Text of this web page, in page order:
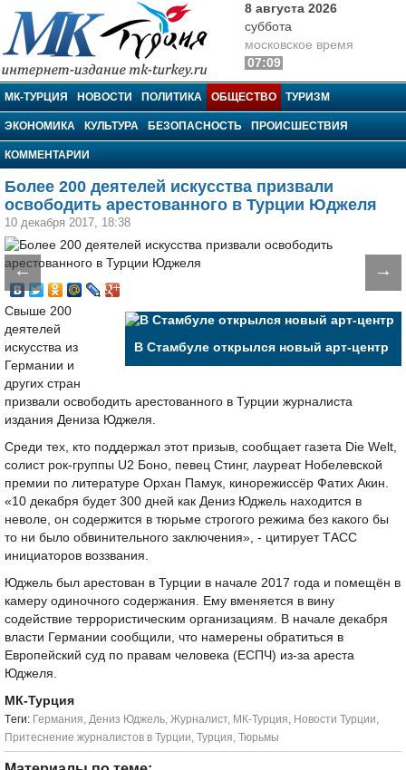
МК-Турция
8 августа 2026
суббота
московское время
07:09
МК-ТУРЦИЯ НОВОСТИ ПОЛИТИКА ОБЩЕСТВО ТУРИЗМ
ЭКОНОМИКА КУЛЬТУРА БЕЗОПАСНОСТЬ ПРОИСШЕСТВИЯ
КОММЕНТАРИИ
Более 200 деятелей искусства призвали
освободить арестованного в Турции Юджеля
10 декабря 2017, 18:38
← →
В Стамбуле открылся новый арт-центр
Свыше 200
деятелей
искусства из
Германии и
других стран
призвали освободить арестованного в Турции журналиста
издания Дениза Юджеля.
Среди тех, кто поддержал этот призыв, сообщает газета Die Welt,
солист рок-группы U2 Боно, певец Стинг, лауреат Нобелевской
премии по литературе Орхан Памук, кинорежиссёр Фатих Акин.
«10 декабря будет 300 дней как Дениз Юджель находится в
неволе, он содержится в тюрьме строгого режима без какого бы
то ни было обвинительного заключения», - цитирует ТАСС
инициаторов воззвания.
Юджель был арестован в Турции в начале 2017 года и помещён в
камеру одиночного содержания. Ему вменяется в вину
содействие террористическим организациям. В начале декабря
власти Германии сообщили, что намерены обратиться в
Европейский суд по правам человека (ЕСПЧ) из-за ареста
Юджеля.
МК-Турция
Tеги: Германия, Дениз Юджель, Журналист, МК-Турция, Новости Турции,
Притеснение журналистов в Турции, Турция, Тюрьмы